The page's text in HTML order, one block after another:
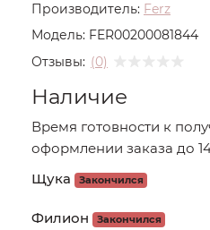
Производитель: Ferz
Модель: FER00200081844
Отзывы: (0)
Наличие
Время готовности к
оформлении заказа до
Щука
Закончился
Филион Закончился